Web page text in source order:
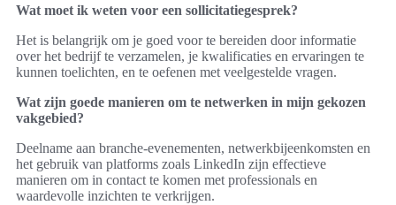
Wat moet ik weten voor een sollicitatiegesprek?
Het is belangrijk om je goed voor te bereiden door informatie
over het bedrijf te verzamelen, je kwalificaties en ervaringen te
kunnen toelichten, en te oefenen met veelgestelde vragen.
Wat zijn goede manieren om te netwerken in mijn gekozen
vakgebied?
Deelname aan branche-evenementen, netwerkbijeenkomsten en
het gebruik van platforms zoals LinkedIn zijn effectieve
manieren om in contact te komen met professionals en
waardevolle inzichten te verkrijgen.